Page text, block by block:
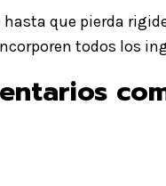
que pierda
todos los